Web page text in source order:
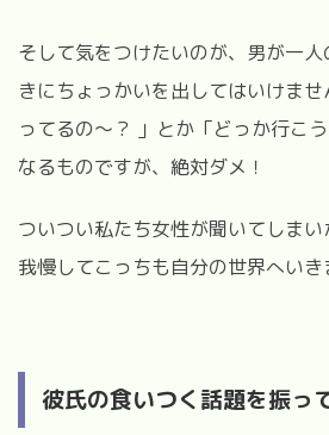
そして気をつけたいのが、男が一
きにちょっかいを出してはいけま
ってるの～？ 」とか「どっか行こ
なるものですが、絶対ダメ！
ついつい私たち女性が聞いてしま
我慢してこっちも自分の世界へいき
彼氏の食いつく話題を振っ